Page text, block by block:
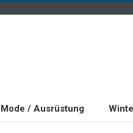
Mode / Ausrüstung